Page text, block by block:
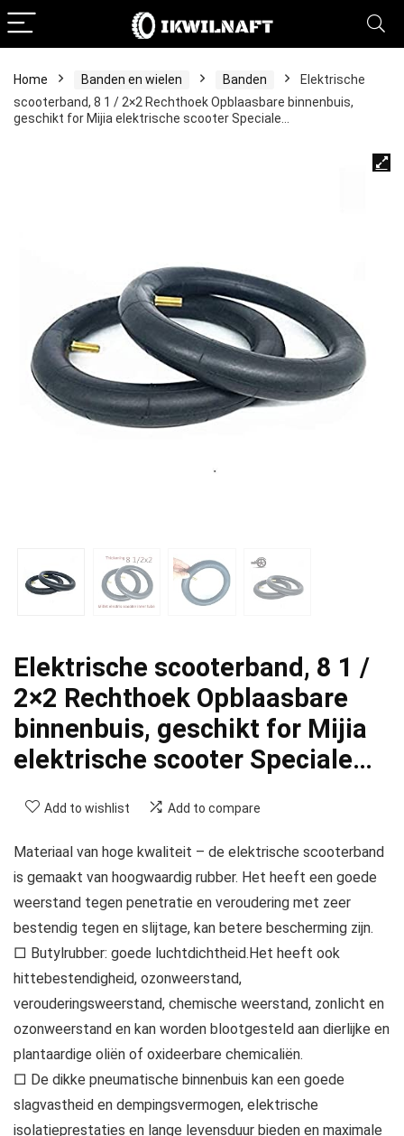
Home Banden en wielen Banden
Elektrische
scooterband, 8 1 / 2×2 Rechthoek Opblaasbare binnenbuis,
geschikt for Mijia elektrische scooter Speciale…
Elektrische scooterband, 8 1 /
2×2 Rechthoek Opblaasbare
binnenbuis, geschikt for Mijia
elektrische scooter Speciale…
Add to wishlist Add to compare
Materiaal van hoge kwaliteit – de elektrische scooterband
is gemaakt van hoogwaardig rubber. Het heeft een goede
weerstand tegen penetratie en veroudering met zeer
bestendig tegen en slijtage, kan betere bescherming zijn.
□ Butylrubber: goede luchtdichtheid.Het heeft ook
hittebestendigheid, ozonweerstand,
verouderingsweerstand, chemische weerstand, zonlicht en
ozonweerstand en kan worden blootgesteld aan dierlijke en
plantaardige oliën of oxideerbare chemicaliën.
□ De dikke pneumatische binnenbuis kan een goede
slagvastheid en dempingsvermogen, elektrische
isolatieprestaties en lange levensduur bieden en maximale